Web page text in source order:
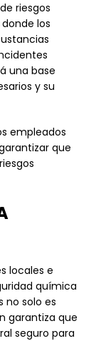
riesgos
los
una base
y su
empleados
que
locales e
química
no solo es
garantiza que
seguro para